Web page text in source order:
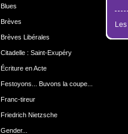
Blues
Brèves
Brèves Libérales
Citadelle : Saint-Exupéry
Écriture en Acte
Festoyons... Buvons la coupe...
Franc-tireur
Friedrich Nietzsche
Gender...